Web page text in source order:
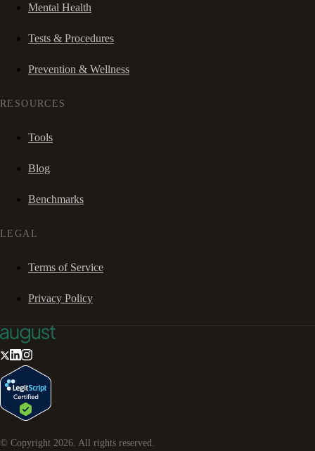
Mental Health
Tests & Procedures
Prevention & Wellness
RESOURCES
Tools
Blog
Benchmarks
LEGAL
Terms of Service
Privacy Policy
© Copyright 2026 . All rights reserved.